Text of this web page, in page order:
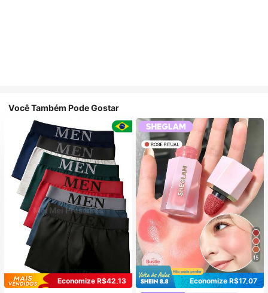
Você Também Pode Gostar
Economize R$42,13
15
Economize R$17,07